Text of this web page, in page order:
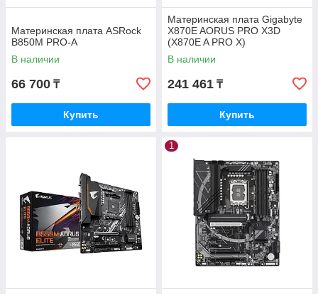
Материнская плата ASRock
B850M PRO-A
В наличии
66 700 ₸
Купить
Материнская плата Gigabyte
X870E AORUS PRO X3D
(X870E A PRO X)
В наличии
241 461 ₸
Купить
1